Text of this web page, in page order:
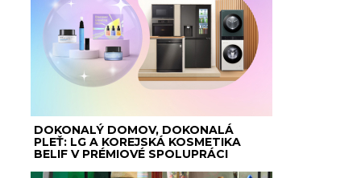
DOKONALÝ DOMOV, DOKONALÁ
PLEŤ: LG A KOREJSKÁ KOSMETIKA
BELIF V PRÉMIOVÉ SPOLUPRÁCI